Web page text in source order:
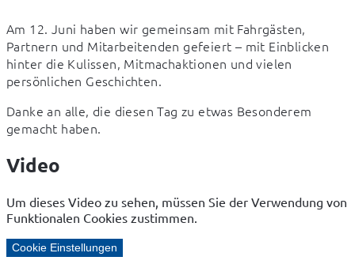
Am 12. Juni haben wir gemeinsam mit Fahrgästen,
Partnern und Mitarbeitenden gefeiert – mit Einblicken
hinter die Kulissen, Mitmachaktionen und vielen
persönlichen Geschichten.
Danke an alle, die diesen Tag zu etwas Besonderem
gemacht haben.
Video
Um dieses Video zu sehen, müssen Sie der Verwendung von
Funktionalen Cookies zustimmen.
Cookie Einstellungen